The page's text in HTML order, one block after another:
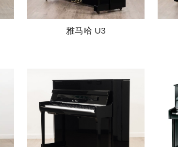
雅马哈 U3